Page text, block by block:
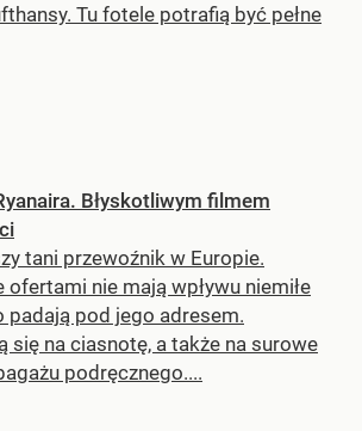
Tu fotele potrafią być pełne
Błyskotliwym filmem
tani przewoźnik w Europie.
ofertami nie mają wpływu niemiłe
padają pod jego adresem.
się na ciasnotę, a także na surowe
podręcznego....